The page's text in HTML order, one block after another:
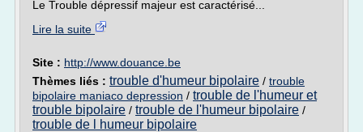
Le Trouble dépressif majeur est caractérisé...
Lire la suite
Site : http://www.douance.be
Thèmes liés : trouble d'humeur bipolaire / trouble
bipolaire maniaco depression / trouble de l'humeur et
trouble bipolaire / trouble de l'humeur bipolaire /
trouble de l humeur bipolaire